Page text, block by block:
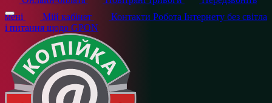
мені
Мій кабінет Контакти Робота Інтернету без світла
і питання щодо GPON